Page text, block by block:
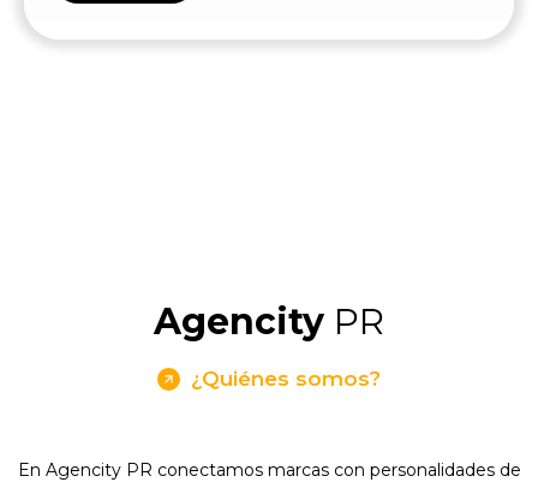
Agencity PR
¿Quiénes somos?
En Agencity PR conectamos marcas con personalidades de